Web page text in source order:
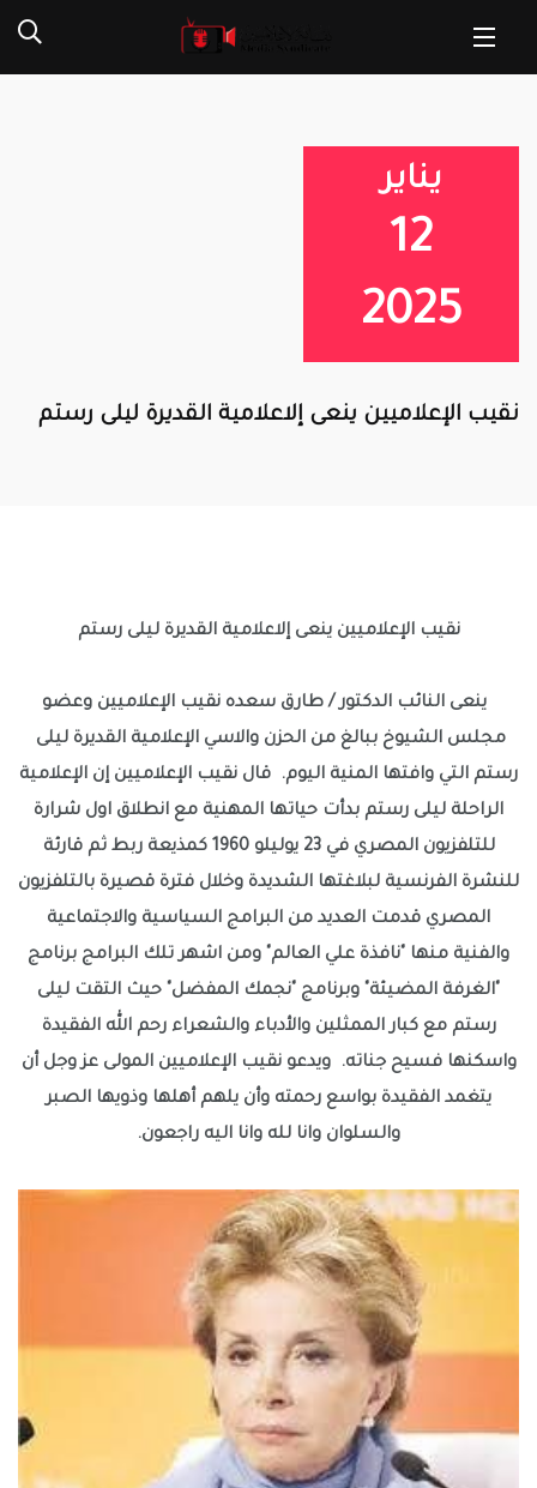
يناير
12
2025
نقيب الإعلاميين ينعى إلاعلامية القديرة ليلى رستم
نقيب الإعلاميين ينعى إلاعلامية القديرة ليلى رستم
ينعى النائب الدكتور / طارق سعده نقيب الإعلاميين وعضو
مجلس الشيوخ ببالغ من الحزن والاسي الإعلامية القديرة ليلى
رستم التي وافتها المنية اليوم. قال نقيب الإعلاميين إن الإعلامية
الراحلة ليلى رستم بدأت حياتها المهنية مع انطلاق اول شرارة
للتلفزيون المصري في 23 يوليلو 1960 كمذيعة ربط ثم قارئة
للنشرة الفرنسية لبلاغتها الشديدة وخلال فترة قصيرة بالتلفزيون
المصري قدمت العديد من البرامج السياسية والاجتماعية
والفنية منها "نافذة علي العالم" ومن اشهر تلك البرامج برنامج
"الغرفة المضيئة" وبرنامج "نجمك المفضل" حيث التقت ليلى
رستم مع كبار الممثلين والأدباء والشعراء رحم الله الفقيدة
واسكنها فسيح جناته. ويدعو نقيب الإعلاميين المولى عز وجل أن
يتغمد الفقيدة بواسع رحمته وأن يلهم أهلها وذويها الصبر
والسلوان وانا لله وانا اليه راجعون.